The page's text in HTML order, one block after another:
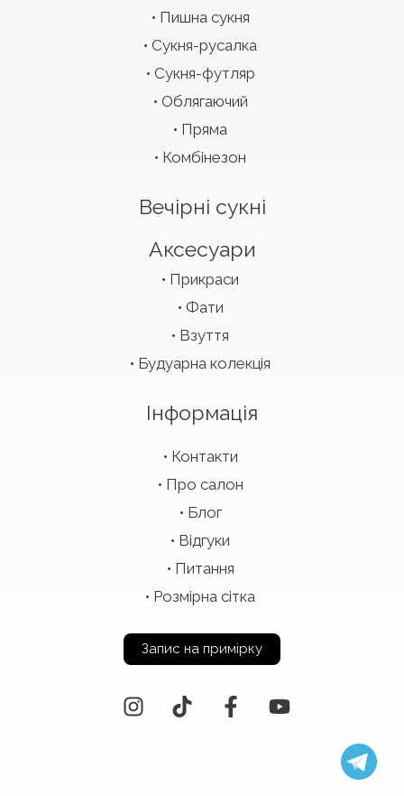
Пишна сукня
Сукня-русалка
Сукня-футляр
Облягаючий
Пряма
Комбінезон
Вечірні сукні
Аксесуари
Прикраси
Фати
Взуття
Будуарна колекція
Інформація
Контакти
Про салон
Блог
Відгуки
Питання
Розмірна сітка
Запис на примірку